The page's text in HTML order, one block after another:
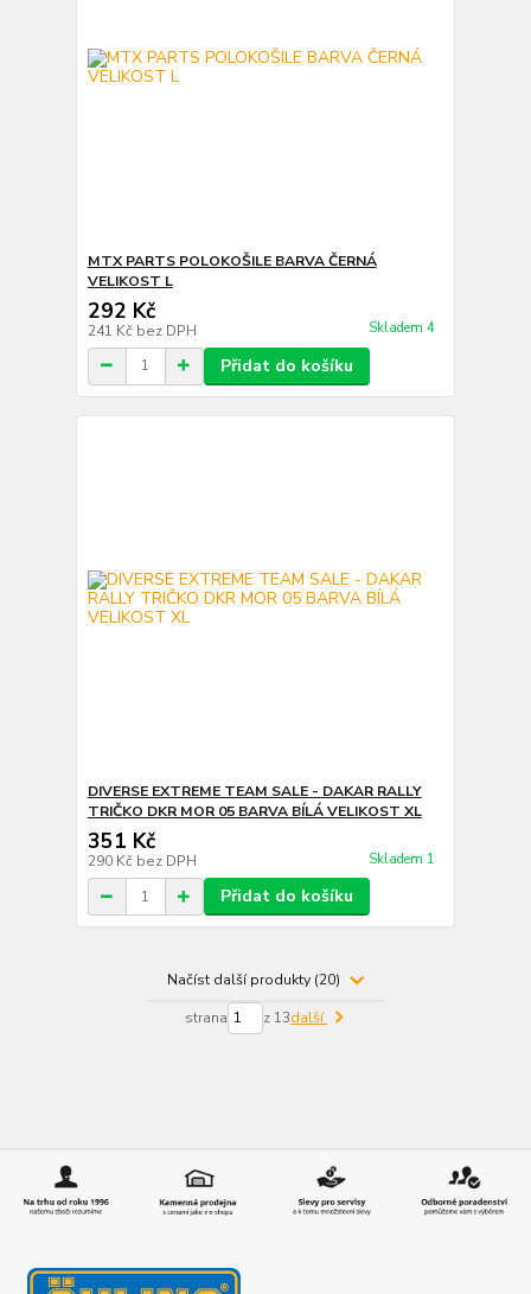
MTX PARTS POLOKOŠILE BARVA ČERNÁ
VELIKOST L
292 Kč
241 Kč bez DPH Skladem 4
Přidat do košíku
DIVERSE EXTREME TEAM SALE - DAKAR RALLY
TRIČKO DKR MOR 05 BARVA BÍLÁ VELIKOST XL
351 Kč
290 Kč bez DPH Skladem 1
Přidat do košíku
Načíst další produkty (20)
strana z 13další